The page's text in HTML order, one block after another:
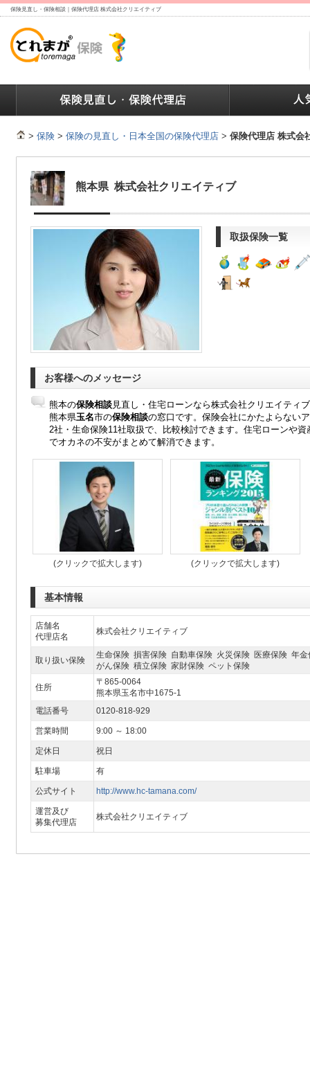
保険見直し・保険相談｜保険代理店 株式会社クリエイティブ
> 保険 > 保険の見直し・日本全国の保険代理店 > 保険代理店 株式会
熊本県 株式会社クリエイティブ
取扱保険一覧
お客様へのメッセージ
熊本の保険相談見直し・住宅ローンなら株式会社クリエイティブ
熊本県玉名市の保険相談の窓口です。 保険会社にかたよらない
2社・生命保険11社取扱で、比較検討できます。住宅ローンや
でオカネの不安がまとめて解消できます。
(クリックで拡大します) (クリックで拡大します)
基本情報
店舗名
代理店名
株式会社クリエイティブ
取り扱い保険
生命保険 損害保険 自動車保険 火災保険 医療保険 年
がん保険 積立保険 家財保険 ペット保険
住所
〒865-0064
熊本県玉名市中1675-1
電話番号
0120-818-929
営業時間 9:00 ～ 18:00
定休日 祝日
駐車場 有
公式サイト http://www.hc-tamana.com/
運営及び
募集代理店
株式会社クリエイティブ